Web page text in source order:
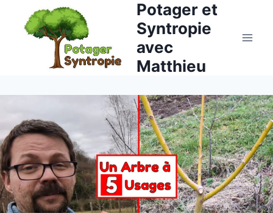
contenu
Potager et
Syntropie
avec
Matthieu